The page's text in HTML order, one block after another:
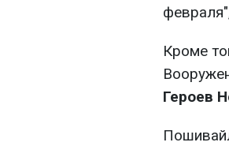
Кроме
Героев